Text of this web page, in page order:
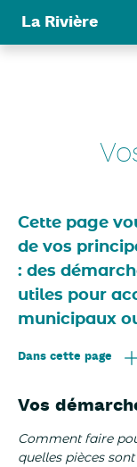
La Rivière
Cette page
de vos
: des
utiles pour
municipaux
Dans cette page
Vos
Comment faire
quelles pièces